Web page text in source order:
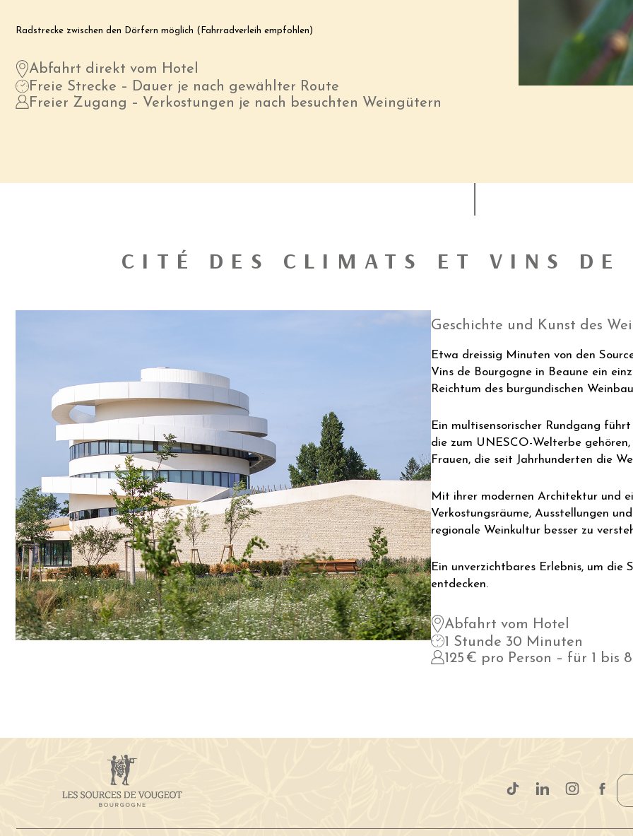
Radstrecke zwischen den Dörfern möglich (Fahrradverleih empfohlen)
Abfahrt direkt vom Hotel
Freie Strecke – Dauer je nach gewählter Route
Freier Zugang – Verkostungen je nach besuchten Weingütern
CITÉ DES CLIMATS ET VINS DE
Geschichte und Kunst des
Etwa dreissig Minuten von den
Vins de Bourgogne in Beaune ein
Reichtum des burgundischen
Ein multisensorischer Rundgang
die zum UNESCO-Welterbe
Frauen, die seit Jahrhunderten die
Mit ihrer modernen Architektur und
Verkostungsräume, Ausstellungen
regionale Weinkultur besser zu
Ein unverzichtbares Erlebnis, um die
entdecken.
Abfahrt vom Hotel
1 Stunde 30 Minuten
125 € pro Person – fü r 1 bis